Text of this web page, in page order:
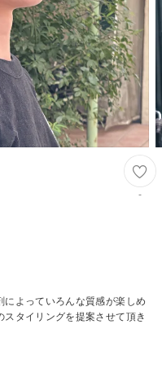
-
よっていろんな質感が楽しめ
タイリングを提案させて頂き